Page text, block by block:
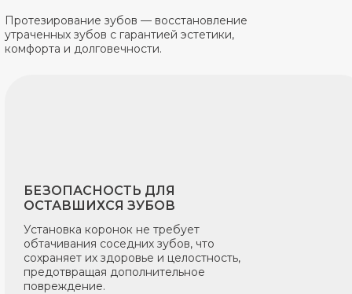
Протезирование зубов — восстановление
утраченных зубов с гарантией эстетики,
комфорта и долговечности.
БЕЗОПАСНОСТЬ ДЛЯ
ОСТАВШИХСЯ ЗУБОВ
Установка коронок не требует
обтачивания соседних зубов, что
сохраняет их здоровье и целостность,
предотвращая дополнительное
повреждение.